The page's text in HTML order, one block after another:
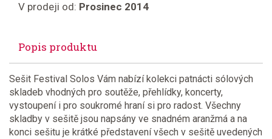
V prodeji od: Prosinec 2014
Popis produktu
Sešit Festival Solos Vám nabízí kolekci patnácti sólových
skladeb vhodných pro soutěže, přehlídky, koncerty,
vystoupení i pro soukromé hraní si pro radost. Všechny
skladby v sešitě jsou napsány ve snadném aranžmá a na
konci sešitu je krátké představení všech v sešitě uvedených